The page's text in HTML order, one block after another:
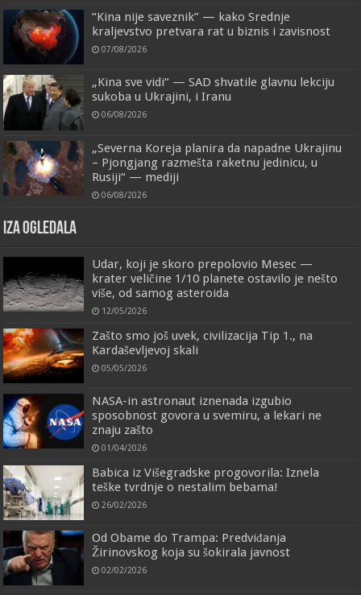
“Kina nije saveznik” — kako Srednje
kraljevstvo pretvara rat u biznis i zavisnost
07/08/2026
„Kina sve vidi“ — SAD shvatile glavnu lekciju
sukoba u Ukrajini, i Iranu
06/08/2026
„Severna Koreja planira da napadne Ukrajinu
– Pjongjang razmešta raketnu jedinicu, u
Rusiji“ — mediji
06/08/2026
IZA OGLEDALA
Udar, koji je skoro prepolovio Mesec —
krater veličine 1/10 planete ostavilo je nešto
više, od samog asteroida
12/05/2026
Zašto smo još uvek, civilizacija Tip 1., na
Kardaševljevoj skali
05/05/2026
NASA-in astronaut iznenada izgubio
sposobnost govora u svemiru, a lekari ne
znaju zašto
01/04/2026
Babica iz Višegradske progovorila: Iznela
teške tvrdnje o nestalim bebama!
26/02/2026
Od Obame do Trampa: Predviđanja
Žirinovskog koja su šokirala javnost
02/02/2026